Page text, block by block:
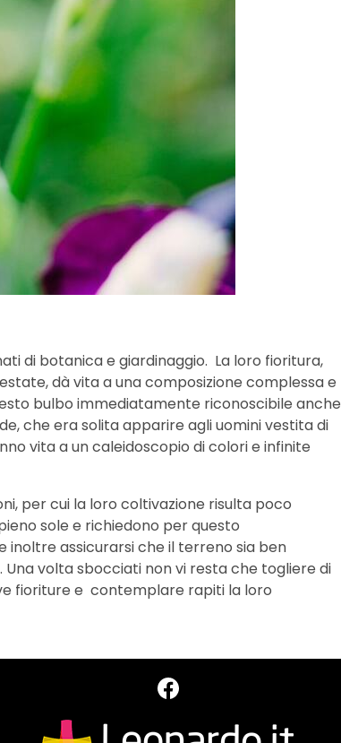
di botanica e giardinaggio. La loro fioritura,
dà vita a una composizione complessa e
bulbo immediatamente riconoscibile anche
che era solita apparire agli uomini vestita di
vita a un caleidoscopio di colori e infinite
per cui la loro coltivazione risulta poco
sole e richiedono per questo
inoltre assicurarsi che il terreno sia ben
volta sbocciati non vi resta che togliere di
fioriture e contemplare rapiti la loro